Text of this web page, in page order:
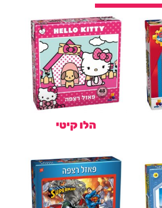
הלו קיטי